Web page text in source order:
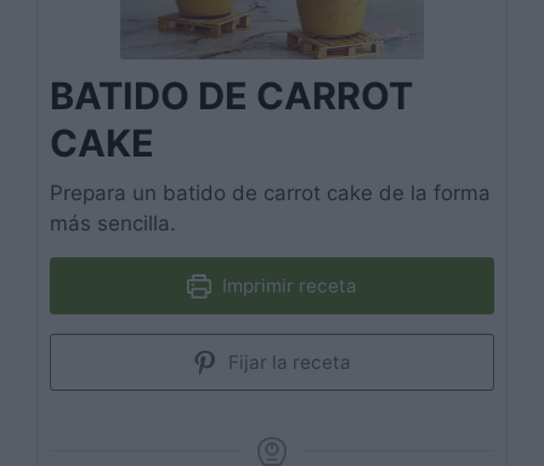
BATIDO DE CARROT
CAKE
Prepara un batido de carrot cake de la forma
más sencilla.
Imprimir receta
Fijar la receta